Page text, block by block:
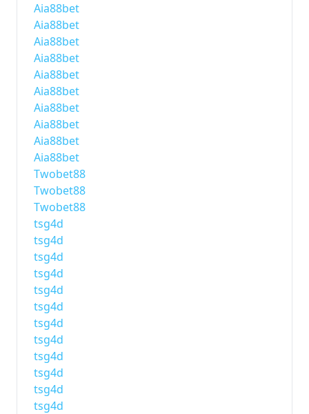
Aia88bet
Aia88bet
Aia88bet
Aia88bet
Aia88bet
Aia88bet
Aia88bet
Aia88bet
Aia88bet
Aia88bet
Twobet88
Twobet88
Twobet88
tsg4d
tsg4d
tsg4d
tsg4d
tsg4d
tsg4d
tsg4d
tsg4d
tsg4d
tsg4d
tsg4d
tsg4d